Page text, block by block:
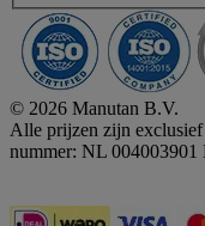
© 2026 Manutan B.V.
Alle prijzen zijn
nummer: NL